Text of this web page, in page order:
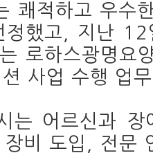
쾌적하고 우수
정했고, 지난 12
로하스광명요
사업 수행 업
는 어르신과
비 도입, 전문